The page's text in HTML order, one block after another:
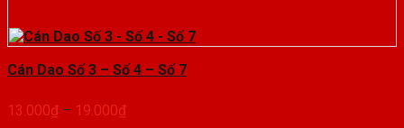
Cán Dao Số 3 – Số 4 – Số 7
13.000₫ – 19.000₫Khoảng